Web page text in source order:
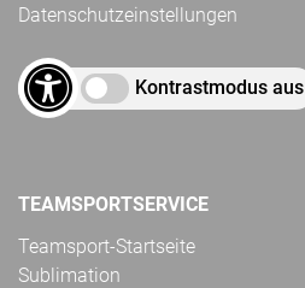
Datenschutzeinstellungen
Kontrastmodus aus
TEAMSPORTSERVICE
Teamsport-Startseite
Sublimation